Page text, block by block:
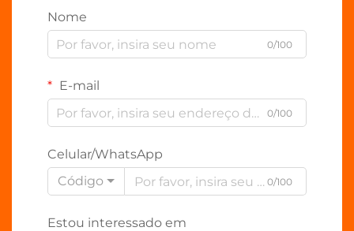
Nome
0/100
E-mail
0/100
Celular/WhatsApp
Código
0/100
Estou interessado em